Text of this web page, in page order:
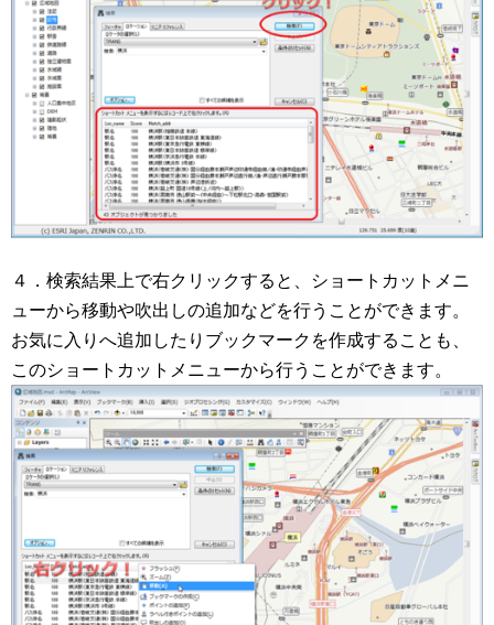
４．検索結果上で右クリックすると、ショートカットメニ
ューから移動や吹出しの追加などを行うことができます。
お気に入りへ追加したりブックマークを作成することも、
このショートカットメニューから行うことができます。